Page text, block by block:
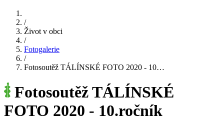
/
Život v obci
/
Fotogalerie
/
Fotosoutěž TÁLÍNSKÉ FOTO 2020 - 10…
Fotosoutěž TÁLÍNSKÉ
FOTO 2020 - 10.ročník